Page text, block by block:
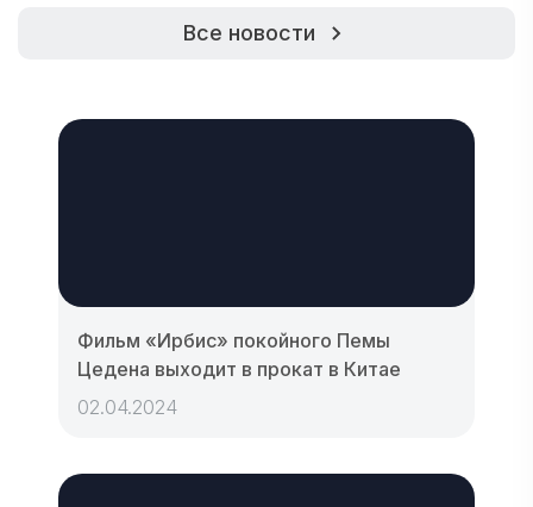
Все новости
Фильм «Ирбис» покойного Пемы
Цедена выходит в прокат в Китае
02.04.2024